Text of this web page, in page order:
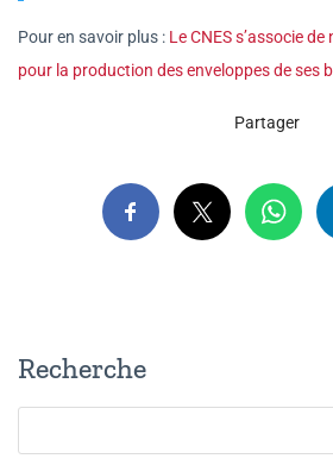
Pour en savoir plus : Le CNES s’associe
pour la production des enveloppes de ses
Partager
Recherche